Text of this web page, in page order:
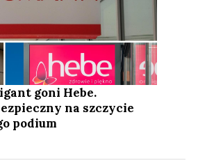
goni Hebe.
na szczycie
podium